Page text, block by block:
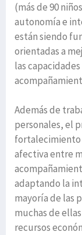
(más de 90
autonomía e
están siendo
orientadas a
las
Además de
personales, el
fortalecimiento
afectiva entre
adaptando la
mayoría de las
muchas de
recursos